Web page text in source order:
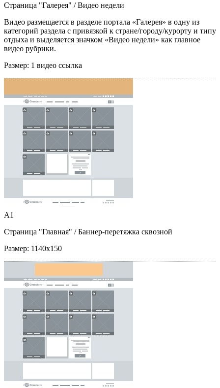
Страница "Галерея" / Видео недели
Видео размещается в разделе портала «Галерея» в одну из
категорий раздела с привязкой к стране/городу/курорту и типу
отдыха и выделяется значком «Видео недели» как главное
видео рубрики.
Размер: 1 видео ссылка
A1
Страница "Главная" / Баннер-перетяжка сквозной
Размер: 1140x150